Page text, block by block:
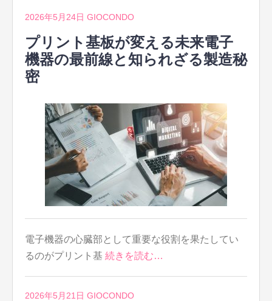
2026年5月24日 GIOCONDO
プリント基板が変える未来電子
機器の最前線と知られざる製造秘
密
電子機器の心臓部として重要な役割を果たしてい
るのがプリント基 続きを読む…
2026年5月21日 GIOCONDO